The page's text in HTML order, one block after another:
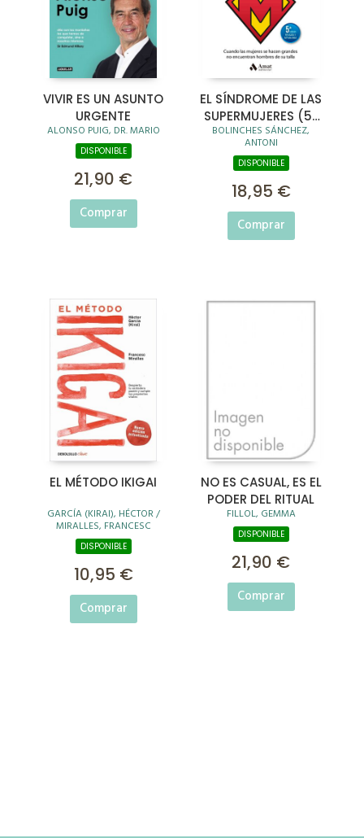
VIVIR ES UN ASUNTO
URGENTE
ALONSO PUIG, DR. MARIO
DISPONIBLE
21,90 €
Comprar
EL SÍNDROME DE LAS
SUPERMUJERES (5ª
ED. ACTUALIZADA)
BOLINCHES SÁNCHEZ,
ANTONI
DISPONIBLE
18,95 €
Comprar
EL MÉTODO IKIGAI
GARCÍA (KIRAI), HÉCTOR /
MIRALLES, FRANCESC
DISPONIBLE
10,95 €
Comprar
NO ES CASUAL, ES EL
PODER DEL RITUAL
FILLOL, GEMMA
DISPONIBLE
21,90 €
Comprar